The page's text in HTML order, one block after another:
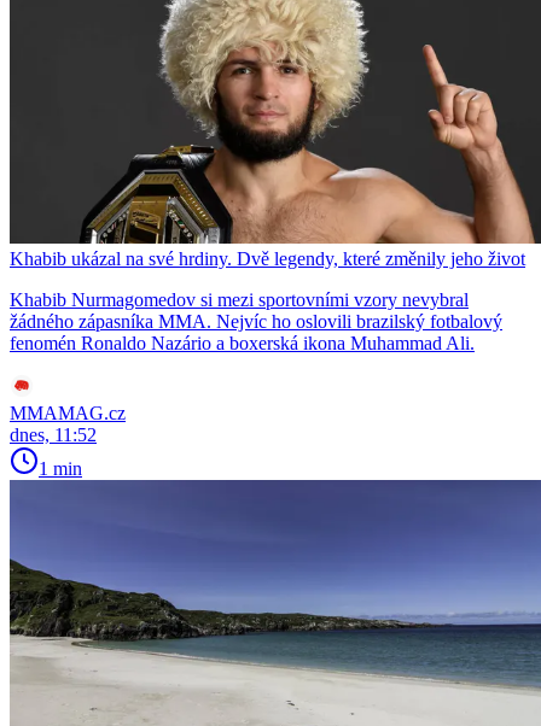
Khabib ukázal na své hrdiny. Dvě legendy, které změnily jeho život
Khabib Nurmagomedov si mezi sportovními vzory nevybral
žádného zápasníka MMA. Nejvíc ho oslovili brazilský fotbalový
fenomén Ronaldo Nazário a boxerská ikona Muhammad Ali.
MMAMAG.cz
dnes, 11:52
1 min